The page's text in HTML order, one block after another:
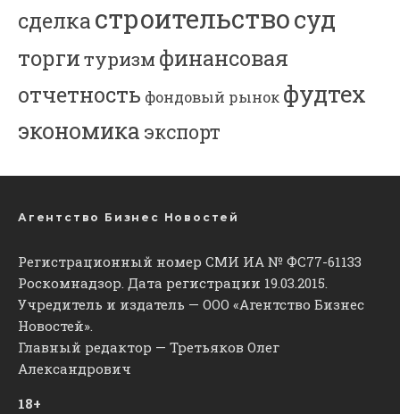
сделкастроительствосуд
торгитуризм финансовая
отчетность фондовый рынок фудтех
экономика экспорт
Агентство Бизнес Новостей
Регистрационный номер СМИ ИА № ФС77-61133
Роскомнадзор. Дата регистрации 19.03.2015.
Учредитель и издатель — ООО «Агентство Бизнес
Новостей».
Главный редактор — Третьяков Олег
Александрович
18+